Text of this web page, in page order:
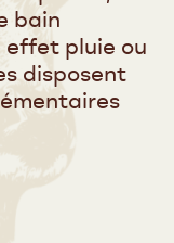
bain
effet pluie ou
disposent